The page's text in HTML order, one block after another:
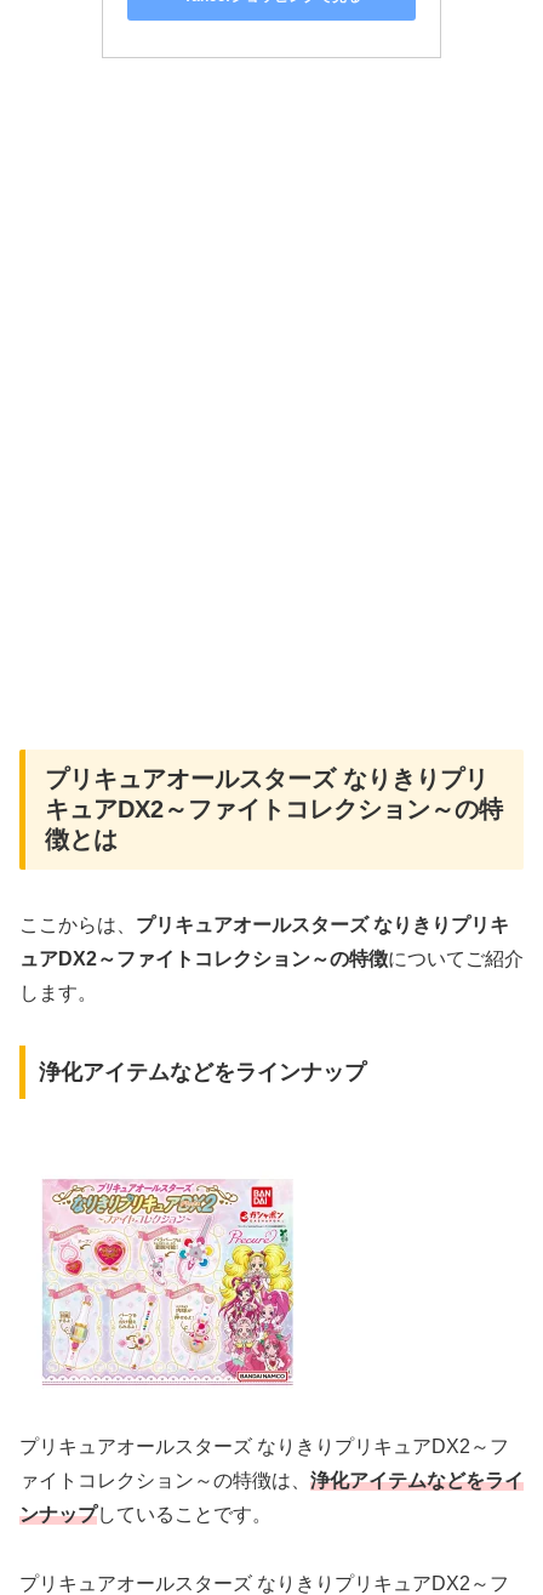
プリキュアオールスターズ なりきりプリ
キュアDX2～ファイトコレクション～の特
徴とは
ここからは、 プリキュアオールスターズ なりきりプリキ
ュアDX2～ファイトコレクション～の特徴についてご紹介
します。
浄化アイテムなどをラインナップ
プリキュアオールスターズ なりきりプリキュアDX2～フ
ァイトコレクション～の特徴は、 浄化アイテムなどをライ
ンナップしていることです。
プリキュアオールスターズ なりきりプリキュアDX2～フ